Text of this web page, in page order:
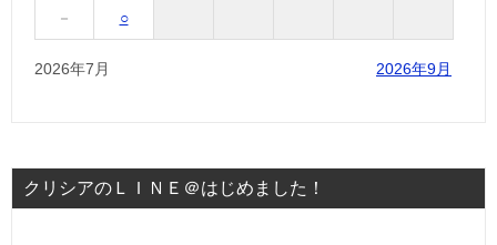
－
○
2026年7月 2026年9月
クリシアのＬＩＮＥ＠はじめました！